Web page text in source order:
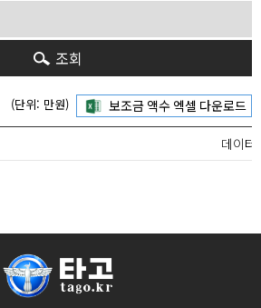
조회
(단위: 만원)
데이터